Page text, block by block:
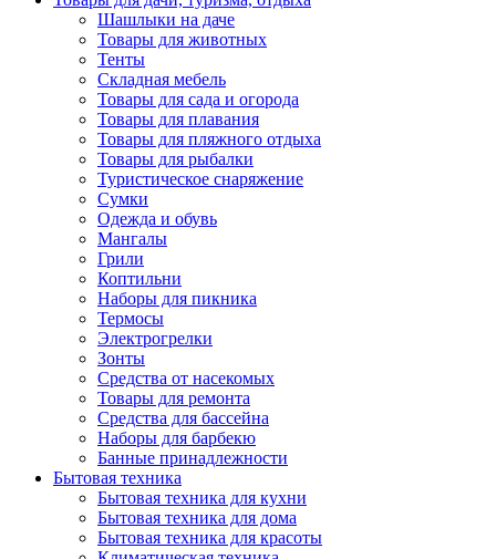
Шашлыки на даче
Товары для животных
Тенты
Складная мебель
Товары для сада и огорода
Товары для плавания
Товары для пляжного отдыха
Товары для рыбалки
Туристическое снаряжение
Сумки
Одежда и обувь
Мангалы
Грили
Коптильни
Наборы для пикника
Термосы
Электрогрелки
Зонты
Средства от насекомых
Товары для ремонта
Средства для бассейна
Наборы для барбекю
Банные принадлежности
Бытовая техника
Бытовая техника для кухни
Бытовая техника для дома
Бытовая техника для красоты